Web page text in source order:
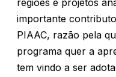
regiões e projetos
importante
PIAAC, razão pela
programa quer a
tem vindo a ser